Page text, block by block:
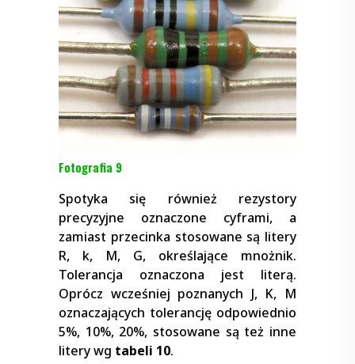
Fotografia 9
Spotyka się również rezystory
precyzyjne oznaczone cyframi, a
zamiast przecinka stosowane są litery
R, k, M, G, określające mnożnik.
Tolerancja oznaczona jest literą.
Oprócz wcześniej poznanych J, K, M
oznaczających tolerancję odpowiednio
5%, 10%, 20%, stosowane są też inne
litery wg tabeli 10.